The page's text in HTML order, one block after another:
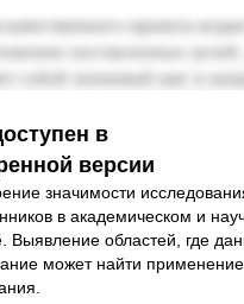
в
версии
значимости
в академическом и
Выявление областей, где
может найти